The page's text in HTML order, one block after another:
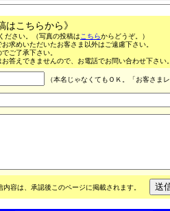
はこちらから》
ださい。（写真の投稿は こちらからどうぞ。）
求めいただいたお客さま以外はご遠慮下さい。
ご了承下さい。
答えできませんので、お電話でお問い合わせ下さ
（本名じゃなくてもＯＫ。「お客さま
内容は、承認後このページに掲載されます。